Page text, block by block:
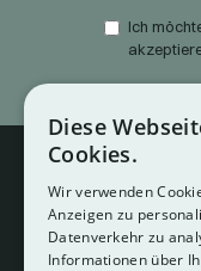
Ich
Diese
Cookies.
Wir verwenden
Anzeigen zu
Datenverkehr zu
Informationen über